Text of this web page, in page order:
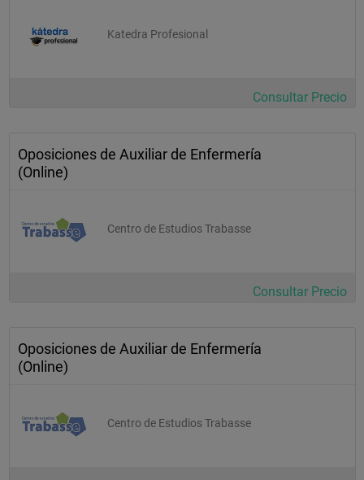
Katedra Profesional
Consultar Precio
Oposiciones de Auxiliar de Enfermería
(Online)
Centro de Estudios Trabasse
Consultar Precio
Oposiciones de Auxiliar de Enfermería
(Online)
Centro de Estudios Trabasse